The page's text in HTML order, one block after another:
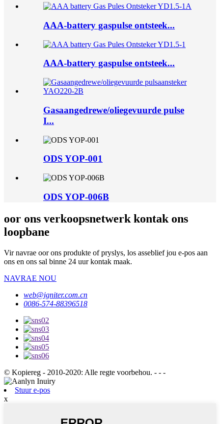
AAA-battery gaspulse ontsteek...
AAA-battery gaspulse ontsteek...
Gasaangedrewe/oliegevuurde pulse
I...
ODS YOP-001
ODS YOP-006B
oor ons verkoopsnetwerk kontak ons ​​
loopbane
Vir navrae oor ons produkte of pryslys, los asseblief jou e-pos aan
ons en ons sal binne 24 uur kontak maak.
NAVRAE NOU
web@igniter.com.cn
0086-574-88396518
© Kopiereg - 2010-2020: Alle regte voorbehou. - - -
Stuur e-pos
x